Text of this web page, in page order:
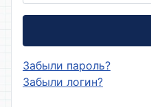
Забыли пароль?
Забыли логин?